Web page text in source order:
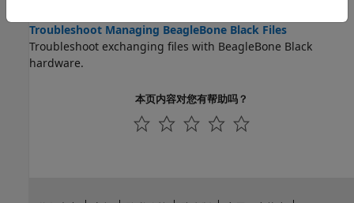
Troubleshoot Managing BeagleBone Black Files
Troubleshoot exchanging files with BeagleBone Black
hardware.
本页内容对您有帮助吗？